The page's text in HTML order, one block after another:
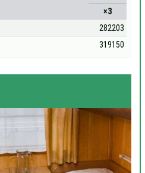
×3
282203
319150